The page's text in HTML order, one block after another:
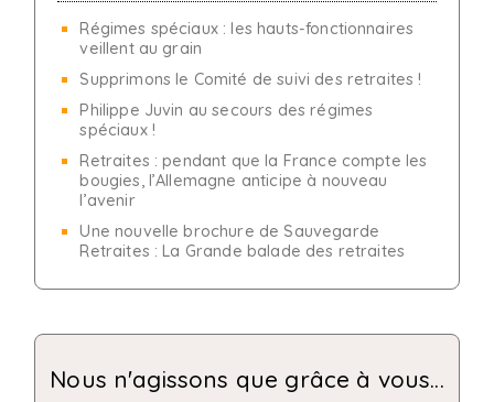
Régimes spéciaux : les hauts-fonctionnaires
veillent au grain
Supprimons le Comité de suivi des retraites !
Philippe Juvin au secours des régimes
spéciaux !
Retraites : pendant que la France compte les
bougies, l’Allemagne anticipe à nouveau
l’avenir
Une nouvelle brochure de Sauvegarde
Retraites : La Grande balade des retraites
Nous n'agissons que grâce à vous...